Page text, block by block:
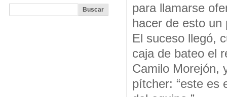
para llamarse
hacer de esto un
El suceso llegó,
caja de bateo el
Camilo Morejón,
pítcher: “este es